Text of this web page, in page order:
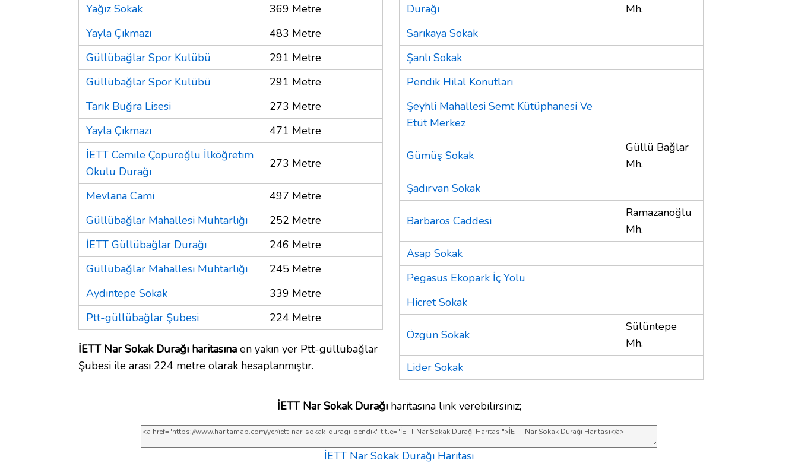
Yağız Sokak
369 Metre
Yayla Çıkmazı
483 Metre
Güllübağlar Spor Kulübü
291 Metre
Güllübağlar Spor Kulübü
291 Metre
Tarık Buğra Lisesi
273 Metre
Yayla Çıkmazı
471 Metre
İETT Cemile Çopuroğlu İlköğretim
Okulu Durağı
273 Metre
Mevlana Cami
497 Metre
Güllübağlar Mahallesi Muhtarlığı
252 Metre
İETT Güllübağlar Durağı
246 Metre
Güllübağlar Mahallesi Muhtarlığı
245 Metre
Aydıntepe Sokak
339 Metre
Ptt-güllübağlar Şubesi
224 Metre
İETT Nar Sokak Durağı haritasına en yakın yer Ptt-güllübağlar
Şubesi ile arası 224 metre olarak hesaplanmıştır.
Durağı
Mh.
Sarıkaya Sokak
Şanlı Sokak
Pendik Hilal Konutları
Şeyhli Mahallesi Semt Kütüphanesi Ve
Etüt Merkez
Gümüş Sokak
Güllü Bağlar
Mh.
Şadırvan Sokak
Barbaros Caddesi
Ramazanoğlu
Mh.
Asap Sokak
Pegasus Ekopark İç Yolu
Hicret Sokak
Özgün Sokak
Sülüntepe
Mh.
Lider Sokak
İETT Nar Sokak Durağıharitasına link verebilirsiniz;
İETT Nar Sokak Durağı Haritası